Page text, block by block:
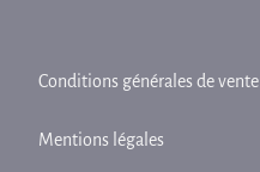
Conditions générales de vente
Mentions légales